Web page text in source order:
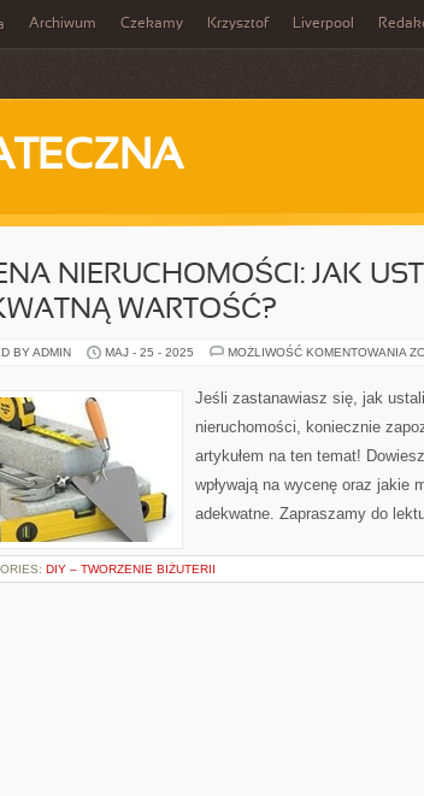
Archiwum Czekamy Krzysztof Liverpool
NIERUCHOMOŚCI: JAK
WARTOŚĆ?
BY ADMIN MAJ - 25 - 2025 MOŻLIWOŚĆ KOMENTOWANIA
Jeśli zastanawiasz się, jak
nieruchomości, koniecznie
artykułem na ten temat!
wpływają na wycenę oraz jakie
adekwatne. Zapraszamy do
DIY – TWORZENIE BIŻUTERII